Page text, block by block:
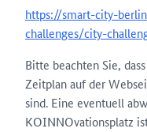
https://smart-city-
challenges/city-
Bitte beachten Sie,
Zeitplan auf der
sind. Eine eventuell
KOINNOvationsplatz